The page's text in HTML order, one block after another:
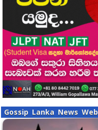
Gossip Lanka News Web